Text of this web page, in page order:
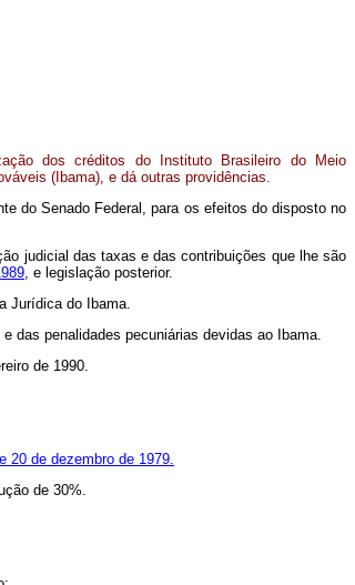
dos créditos do Instituto Brasileiro do Meio
(Ibama), e dá outras providências.
do Senado Federal, para os efeitos do disposto no
judicial das taxas e das contribuições que lhe são
, e legislação posterior.
Jurídica do Ibama.
das penalidades pecuniárias devidas ao Ibama.
de 1990.
20 de dezembro de 1979.
de 30%.